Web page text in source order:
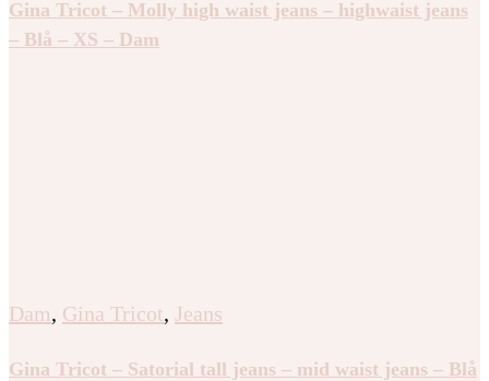
Gina Tricot – Molly high waist jeans – highwaist jeans
– Blå – XS – Dam
Dam, Gina Tricot, Jeans
Gina Tricot – Satorial tall jeans – mid waist jeans – Blå